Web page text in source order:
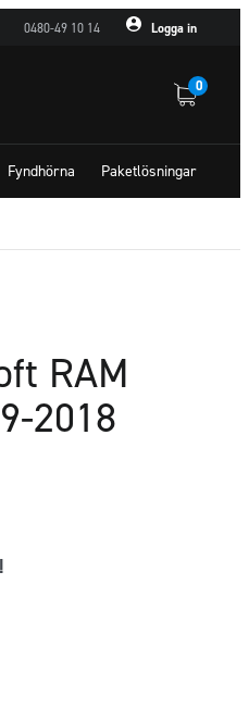
0480-49 10 14 Logga in
0
Fyndhörna Paketlösningar
RAM
2018